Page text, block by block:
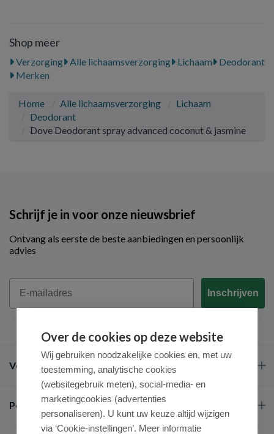
Shop meer
Verzorging Alle lichaamsverzorging Lichaam
Deodorant
Merken
Home Alle lichaamsverzorging
Lichaam
Deodorant
Dove Deodorant spray advanced coconut & jasmine
Schrijf je in voor onze nieuwsbrief
Ontvang als eerste de beste aanbiedingen en persoonlijk
advies
Email
Inschrijven
Veel gestelde vragen
Populaire merken
Over de cookies op deze website
Wij gebruiken noodzakelijke cookies en, met uw
toestemming, analytische cookies
(websitegebruik meten), social-media- en
marketingcookies (advertenties
personaliseren). U kunt uw keuze altijd wijzigen
via ‘Cookie-instellingen’. Meer informatie